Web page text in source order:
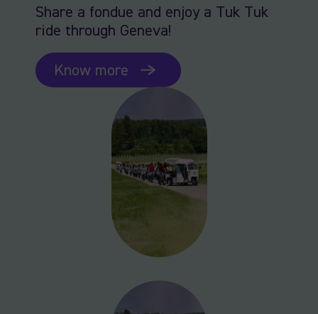
Share a fondue and enjoy a Tuk Tuk
ride through Geneva!
Know more